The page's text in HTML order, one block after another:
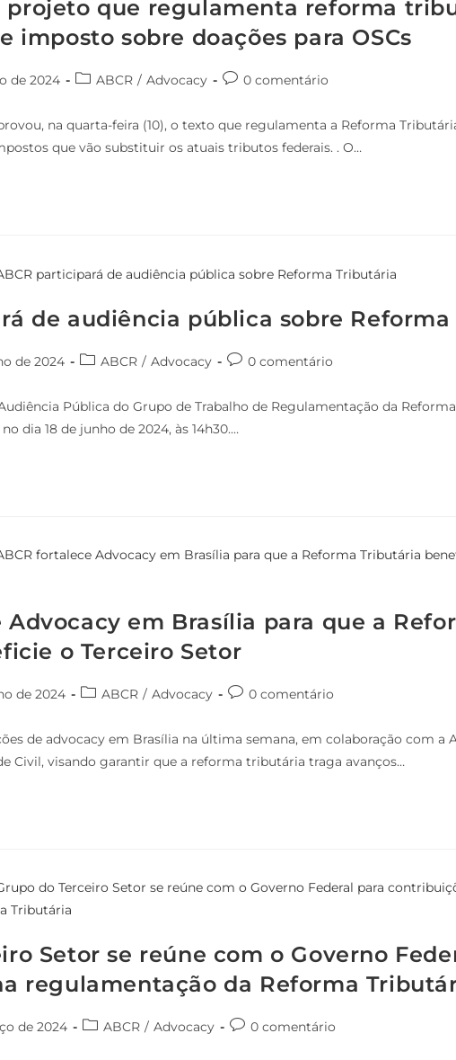
projeto que regulamenta reforma
imposto sobre doações para OSCs
de 2024 ABCR / Advocacy 0 comentário
na quarta-feira (10), o texto que regulamenta a Reforma
que vão substituir os atuais tributos federais. . O…
de audiência pública sobre
de 2024 ABCR / Advocacy 0 comentário
Pública do Grupo de Trabalho de Regulamentação da
dia 18 de junho de 2024, às 14h30.…
Advocacy em Brasília para que a
o Terceiro Setor
de 2024 ABCR / Advocacy 0 comentário
de advocacy em Brasília na última semana, em colaboração com a
Civil, visando garantir que a reforma tributária traga avanços…
Setor se reúne com o Governo
regulamentação da Reforma
de 2024 ABCR / Advocacy 0 comentário